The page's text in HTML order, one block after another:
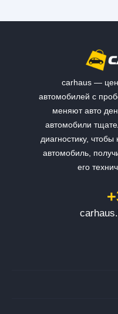
carhaus —
автомобилей с
меняют авто
автомобили
диагностику,
автомобиль,
его